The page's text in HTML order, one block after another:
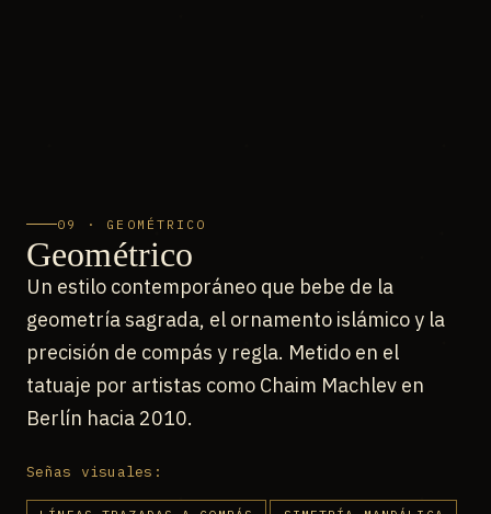
09 · GEOMÉTRICO
Geométrico
Un estilo contemporáneo que bebe de la
geometría sagrada, el ornamento islámico y la
precisión de compás y regla. Metido en el
tatuaje por artistas como Chaim Machlev en
Berlín hacia 2010.
Señas visuales: